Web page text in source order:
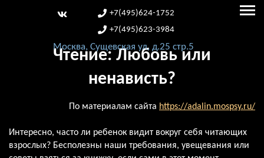
+7(495)624-1752
+7(495)623-3984
Москва, Сущевская ул, д.25 стр.5
Чтение: Любовь или
ненависть?
По материалам сайта https://adalin.mospsy.ru/
Интересно, часто ли ребенок видит вокруг себя читающих
взрослых? Бесполезны наши требования, увещевания или